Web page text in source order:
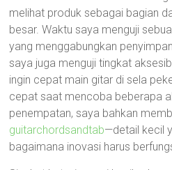
melihat produk sebagai bagian
besar. Waktu saya menguji
yang menggabungkan
saya juga menguji tingkat
ingin cepat main gitar di sela
cepat saat mencoba beberapa
penempatan, saya bahkan
guitarchordsandtab—detail kecil
bagaimana inovasi harus